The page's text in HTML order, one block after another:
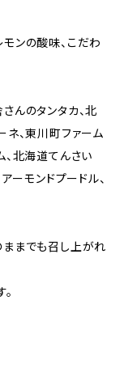
ンの酸味、こだわ
んのタンタカ、北
ネ、東川町ファーム
、北海道てんさい
ーモンドプードル、
までも召し上がれ